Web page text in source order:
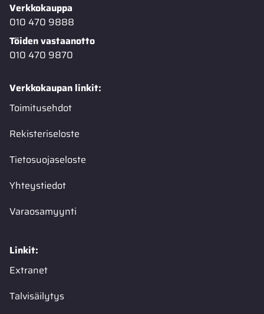
Verkkokauppa
010 470 9888
Töiden vastaanotto
010 470 9870
Verkkokaupan linkit:
Toimitusehdot
Rekisteriseloste
Tietosuojaseloste
Yhteystiedot
Varaosamyynti
Linkit:
Extranet
Talvisäilytys